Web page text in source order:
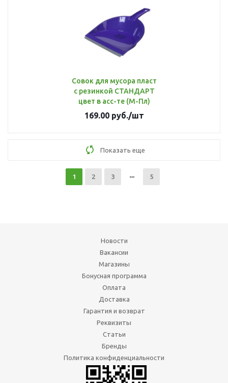
Совок для мусора пласт
с резинкой СТАНДАРТ
цвет в асс-те (М-Пл)
169.00 руб./шт
Показать еще
1 2 3 5
Новости
Вакансии
Магазины
Бонусная программа
Оплата
Доставка
Гарантия и возврат
Реквизиты
Статьи
Бренды
Политика конфиденциальности